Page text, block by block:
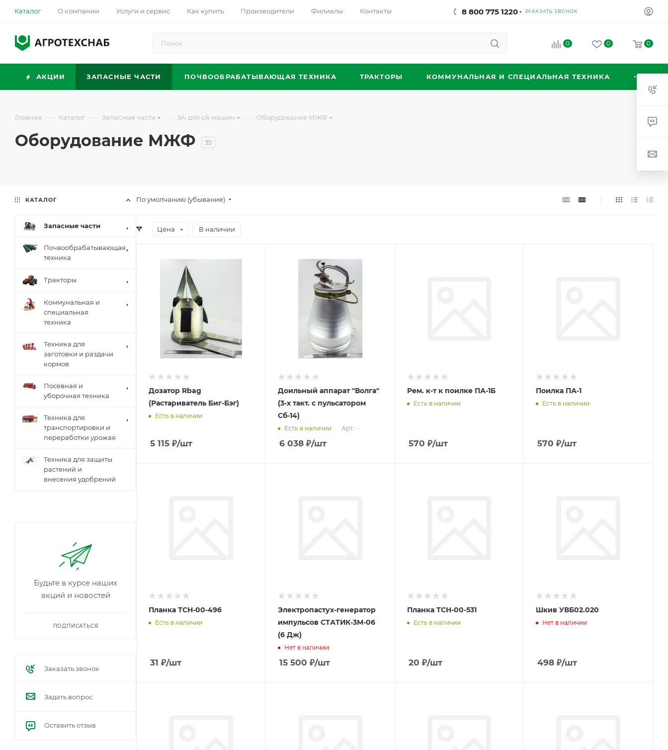
Каталог О компании Услуги и сервис Как купить Производители Филиалы Контакты 8 800 775 1220 ЗАКАЗАТЬ ЗВОНОК
0 0 0
АКЦИИ ЗАПАСНЫЕ ЧАСТИ ПОЧВООБРАБАТЫВАЮЩАЯ ТЕХНИКА ТРАКТОРЫ КОММУНАЛЬНАЯ И СПЕЦИАЛЬНАЯ ТЕХНИКА
Главная — Каталог — Запасные части — З/ч для с/х машин — Оборудование МЖФ
Оборудование МЖФ 35
По умолчанию (убывание)
Цена В наличии
Дозатор Rbag
(Растариватель Биг-Бэг)
Есть в наличии
5 115 ₽/шт
Доильный аппарат "Волга"
(3-х такт. с пульсатором
Сб-14)
Есть в наличии Арт.: -
6 038₽/шт
Рем. к-т к поилке ПА-1Б
Есть в наличии
570 ₽/шт
Поилка ПА-1
Есть в наличии
570 ₽/шт
Планка ТСН-00-496
Есть в наличии
31 ₽/шт
Электропастух-генератор
импульсов СТАТИК-3М-06
(6 Дж)
Нет в наличии
15 500 ₽/шт
Планка ТСН-00-531
Есть в наличии
20 ₽/шт
Шкив УВБ02.020
Нет в наличии
498 ₽/шт
КАТАЛОГ
Запасные части
Почвообрабатывающая
техника
Тракторы
Коммунальная и
специальная
техника
Техника для
заготовки и раздачи
кормов
Посевная и
уборочная техника
Техника для
транспортировки и
переработки урожая
Техника для защиты
растений и
внесения удобрений
Будьте в курсе наших
акций и новостей
ПОДПИСАТЬСЯ
Заказать звонок
Задать вопрос
Оставить отзыв